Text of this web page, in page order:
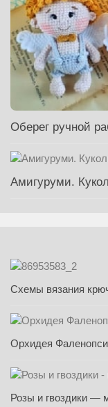
Оберег ручной
Амигуруми.
Схемы вязания
Орхидея
Розы и гвоздики —